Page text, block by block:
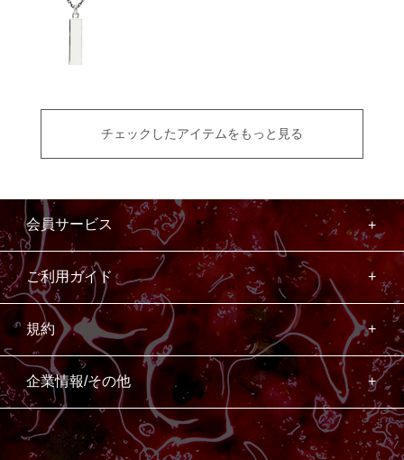
チェックしたアイテムをもっと見る
会員サービス
ご利用ガイド
規約
企業情報/その他